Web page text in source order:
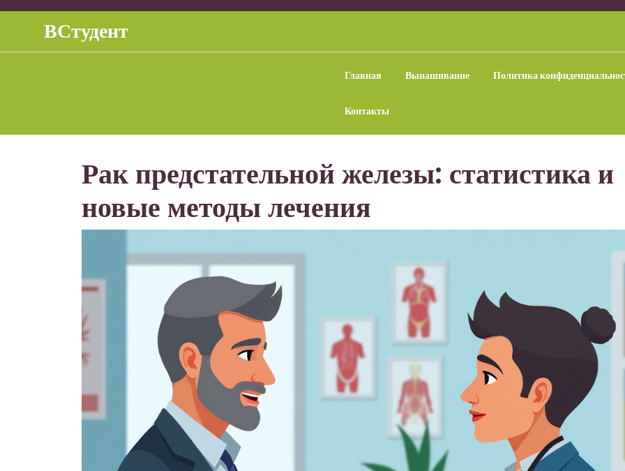
Перейти
содержимомуВСтудент
Главная Вынашивание Политика
Контакты
Рак предстательной железы: статистика и
новые методы лечения